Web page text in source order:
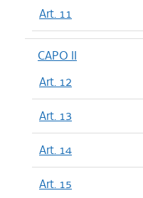
Art. 11
CAPO II
Art. 12
Art. 13
Art. 14
Art. 15